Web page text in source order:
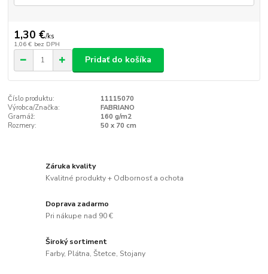
1,30 €/ks
1,06 € bez DPH
Pridať do košíka
Číslo produktu:
11115070
Výrobca/Značka:
FABRIANO
Gramáž:
160 g/m2
Rozmery:
50 x 70 cm
Záruka kvality
Kvalitné produkty + Odbornosť a ochota
Doprava zadarmo
Pri nákupe nad 90 €
Široký sortiment
Farby, Plátna, Štetce, Stojany